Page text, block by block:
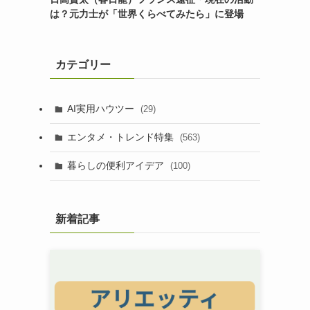
は？元力士が「世界くらべてみたら」に登場
カテゴリー
AI実用ハウツー (29)
エンタメ・トレンド特集 (563)
暮らしの便利アイデア (100)
新着記事